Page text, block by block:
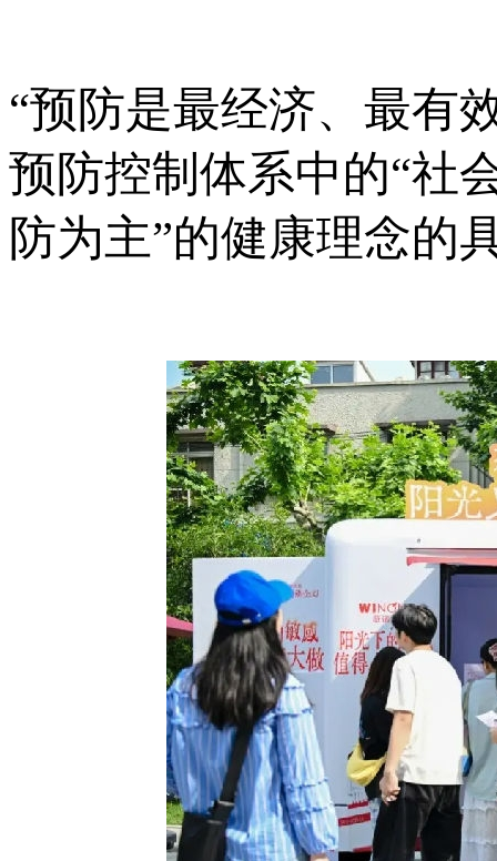
“预防是最经济、最有
预防控制体系中的“社
防为主”的健康理念的